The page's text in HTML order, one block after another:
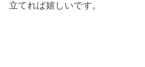
立てれば嬉しいです。